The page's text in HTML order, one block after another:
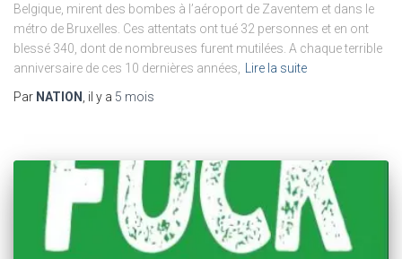
Belgique, mirent des bombes à l’aéroport de Zaventem et dans le
métro de Bruxelles. Ces attentats ont tué 32 personnes et en ont
blessé 340, dont de nombreuses furent mutilées. A chaque terrible
anniversaire de ces 10 dernières années,
Lire la suite
Par NATION , il y a 5 mois